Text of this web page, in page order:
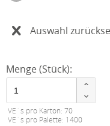
Auswahl
Menge (Stück):
VE´s pro Karton: 70
VE´s pro Palette: 1400